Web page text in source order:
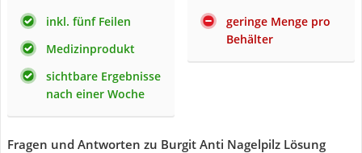
inkl. fünf Feilen
Medizinprodukt
sichtbare Ergebnisse
nach einer Woche
geringe Menge pro
Behälter
Fragen und Antworten zu Burgit Anti Nagelpilz Lösung